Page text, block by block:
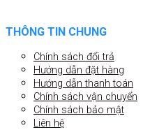
THÔNG TIN CHUNG
Chính sách đổi trả
Hướng dẫn đặt hàng
Hướng dẫn thanh toán
Chính sách vận chuyển
Chính sách bảo mật
Liên hệ